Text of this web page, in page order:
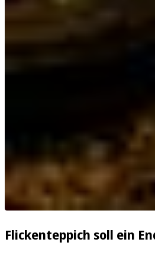
Flickenteppich soll ein